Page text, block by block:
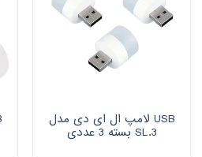
USB لامپ ال ای دی مدل
SL.3 بسته 3 عددی